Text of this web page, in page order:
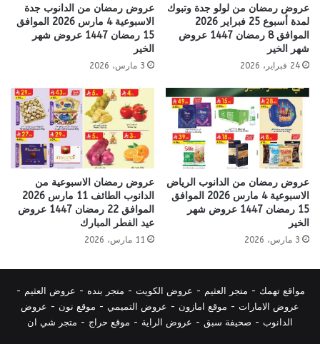
عروض رمضان من لولو جدة وتبوك
لمدة أسبوع 25 فبراير 2026
الموافق 8 رمضان 1447 عروض
شهر الخير
24 فبراير، 2026
عروض رمضان من الدانوب جدة
الاسبوعية 4 مارس 2026 الموافق
15 رمضان 1447 عروض شهر
الخير
3 مارس، 2026
عروض رمضان من الدانوب الرياض
الاسبوعية 4 مارس 2026 الموافق
15 رمضان 1447 عروض شهر
الخير
3 مارس، 2026
عروض رمضان الاسبوعية من
الدانوب الطائف 11 مارس 2026
الموافق 22 رمضان 1447 عروض
عيد الفطر المبارك
11 مارس، 2026
مواقع تهمك - متجر العثيم - عروض الكويت - متجر بنده - عروض العثيم -
عروض الامارات - موقع امازون - عروض التميمي - موقع نون - عروض
الدانوب - صحيفة سبق - عروض الراية - موقع حراج - متجر شي ان